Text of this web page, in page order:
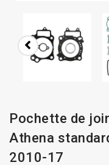
Pochette de
Athena
2010-17